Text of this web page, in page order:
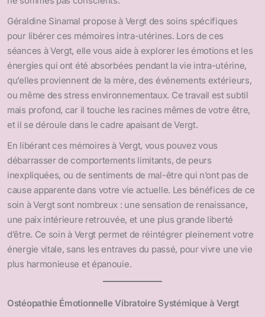
Géraldine Sinamal propose à Vergt des soins spécifiques
pour libérer ces mémoires intra-utérines. Lors de ces
séances à Vergt, elle vous aide à explorer les émotions et les
énergies qui ont été absorbées pendant la vie intra-utérine,
qu’elles proviennent de la mère, des événements extérieurs,
ou même des stress environnementaux. Ce travail est subtil
mais profond, car il touche les racines mêmes de votre être,
et il se déroule dans le cadre apaisant de Vergt.
En libérant ces mémoires à Vergt, vous pouvez vous
débarrasser de comportements limitants, de peurs
inexpliquées, ou de sentiments de mal-être qui n’ont pas de
cause apparente dans votre vie actuelle. Les bénéfices de ce
soin à Vergt sont nombreux : une sensation de renaissance,
une paix intérieure retrouvée, et une plus grande liberté
d’être. Ce soin à Vergt permet de réintégrer pleinement votre
énergie vitale, sans les entraves du passé, pour vivre une vie
plus harmonieuse et épanouie.
Ostéopathie Émotionnelle Vibratoire Systémique à Vergt